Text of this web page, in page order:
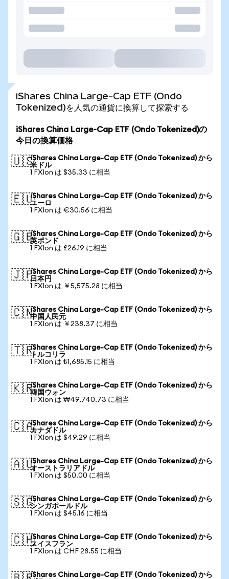
iShares China Large-Cap ETF (Ondo
Tokenized)を人気の通貨に換算して探索する
iShares China Large-Cap ETF (Ondo Tokenized)の
今日の換算価格
🇺🇸iShares China Large-Cap ETF (Ondo Tokenized) から
米ドル
1 FXIon は $35.33 に相当
🇪🇺iShares China Large-Cap ETF (Ondo Tokenized) から
ユーロ
1 FXIon は €30.56 に相当
🇬🇧iShares China Large-Cap ETF (Ondo Tokenized) から
英ポンド
1 FXIon は £26.19 に相当
🇯🇵iShares China Large-Cap ETF (Ondo Tokenized) から
日本円
1 FXIon は ￥5,575.28 に相当
🇨🇳iShares China Large-Cap ETF (Ondo Tokenized) から
中国人民元
1 FXIon は ￥238.37 に相当
🇹🇷iShares China Large-Cap ETF (Ondo Tokenized) から
トルコリラ
1 FXIon は ₺1,685.15 に相当
🇰🇷iShares China Large-Cap ETF (Ondo Tokenized) から
韓国ウォン
1 FXIon は ₩49,740.73 に相当
🇨🇦iShares China Large-Cap ETF (Ondo Tokenized) から
カナダドル
1 FXIon は $49.29 に相当
🇦🇺iShares China Large-Cap ETF (Ondo Tokenized) から
オーストラリアドル
1 FXIon は $50.00 に相当
🇸🇬iShares China Large-Cap ETF (Ondo Tokenized) から
シンガポールドル
1 FXIon は $45.16 に相当
🇨🇭iShares China Large-Cap ETF (Ondo Tokenized) から
スイスフラン
1 FXIon は CHF 28.55 に相当
iShares China Large-Cap ETF (Ondo Tokenized) から